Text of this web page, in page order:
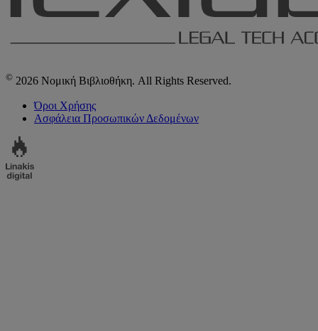
© 2026 Νομική Βιβλιοθήκη. All Rights Reserved.
Όροι Χρήσης
Ασφάλεια Προσωπικών Δεδομένων